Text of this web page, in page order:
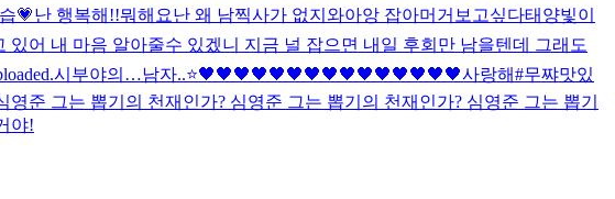
💗난 행복해!!뭐해요난 왜 남찍사가 없지 와아앙 잡아머거 보고싶다태양빛이
있어 내 마음 알아줄수 있겠니 지금 널 잡으면 내일 후회만 남을텐데 그래도
시부야의…남자..⭐️🖤🖤🖤🖤🖤🖤🖤🖤🖤🖤🖤🖤🖤🖤🖤사랑해#무쨔맛있
준 그는 뽑기의 천재인가? 심영준 그는 뽑기의 천재인가? 심영준 그는 뽑기
야!